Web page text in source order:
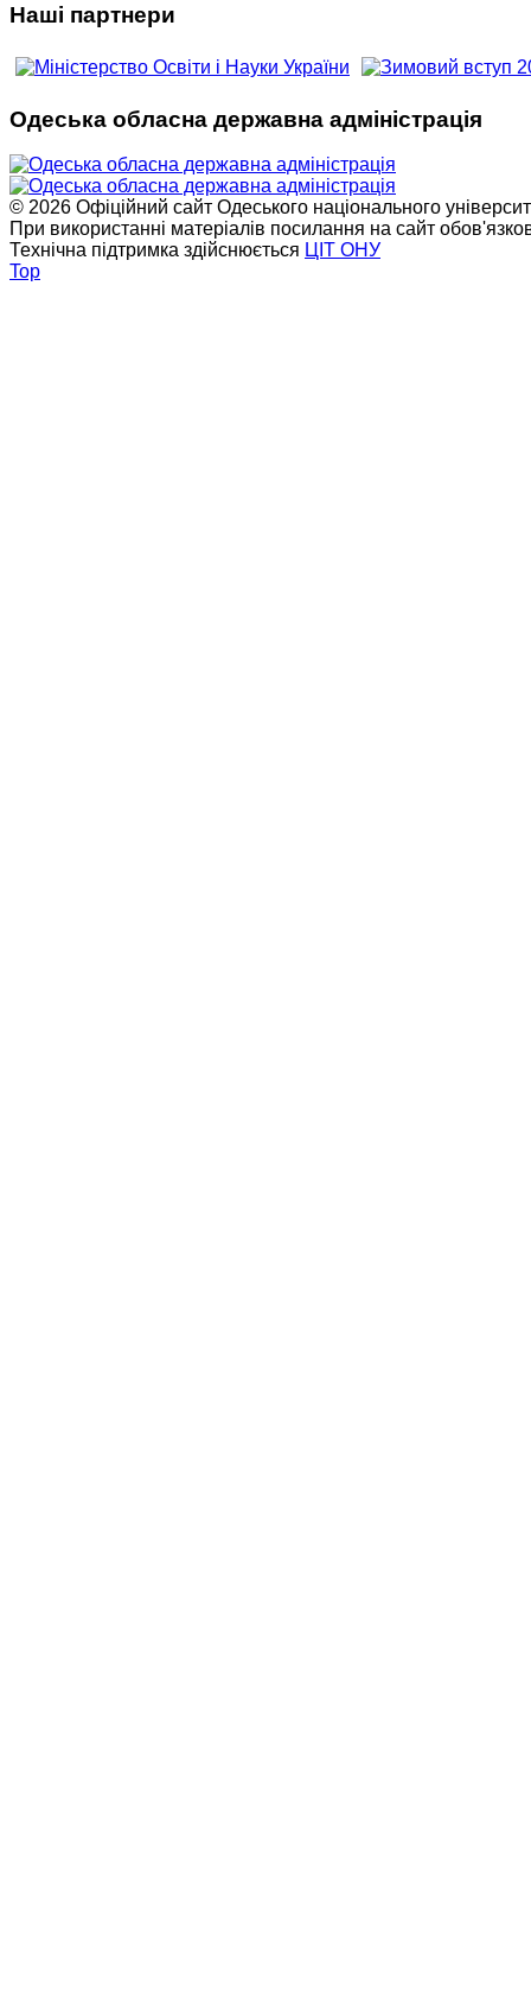
Наші партнери
Одеська обласна державна адміністрація
© 2026 Офіційний сайт Одеського національного
При використанні матеріалів посилання на сайт
Технічна підтримка здійснюється ЦІТ ОНУ
Top